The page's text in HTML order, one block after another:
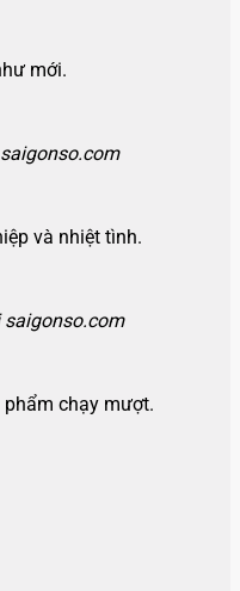
mới.
và nhiệt tình.
chạy mượt.